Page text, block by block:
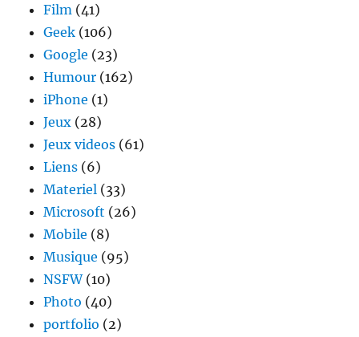
Film (41)
Geek (106)
Google (23)
Humour (162)
iPhone (1)
Jeux (28)
Jeux videos (61)
Liens (6)
Materiel (33)
Microsoft (26)
Mobile (8)
Musique (95)
NSFW(10)
Photo (40)
portfolio (2)